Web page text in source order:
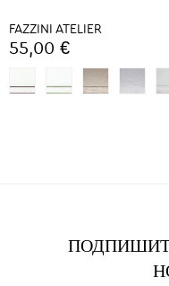
FAZZINI ATELIER
55,00 €